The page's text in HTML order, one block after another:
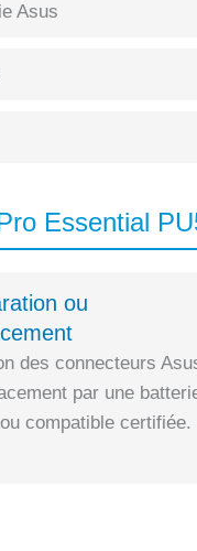
Asus
Essential
ou
des connecteurs
par une
compatible certifiée.